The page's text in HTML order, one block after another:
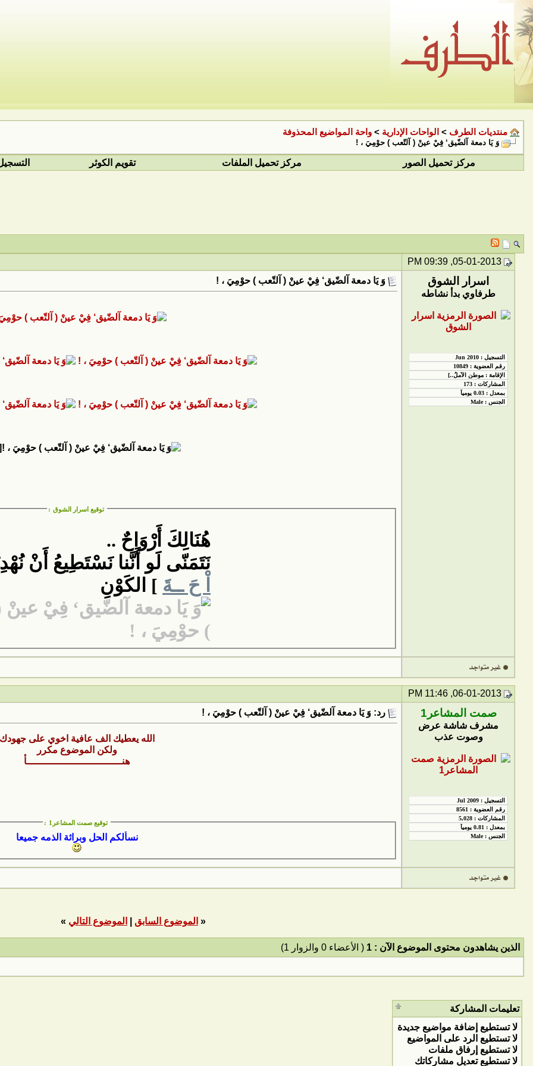
منتديات الطرف > الواحات الإدارية > واحة المواضيع المحذوفة
وَ يَا دمعة آلضّيق‘ فِيْ عينْ ( آلتّعب ) حوْمِيَ ، !
مركز تحميل الصور مركز تحميل الملفات تقويم الكوثر
اسرار الشوق
طرفاوي بدأ نشاطه
وَ يَا دمعة آلضّيق‘ فِيْ عينْ ( آلتّعب ) حوْمِيَ ، !
توقيع اسرار الشوق :
هُنَالِكَ أَرْوَاحٌ ..
نَتَمَنّى لَو أَنَّنا نَسْتَطِيعُ أَنْ
اْ حَ ــةَ ] الكَوْنِ
صمت المشاعر1
مشرف شاشة عرض
وصوت عذب
رد: وَ يَا دمعة آلضّيق‘ فِيْ عينْ ( آلتّعب ) حوْمِيَ ، !
الله يعطيك الف عافية اخوي على
ولكن الموضوع مكرر
هنــــــــــــــــــــــــــــــــأ
توقيع صمت المشاعر1 :
نسألكم الحل وبرائة الذمه جميعا
« الموضوع السابق الموضوع التالي »
الذين يشاهدون محتوى الموضوع الآن : 1 ( الأعضاء 0 والزوار 1)
تعليمات المشاركة
لا تستطيع إضافة مواضيع جديدة
لا تستطيع الرد على المواضيع
لا تستطيع إرفاق ملفات
لا تستطيع تعديل مشاركاتك